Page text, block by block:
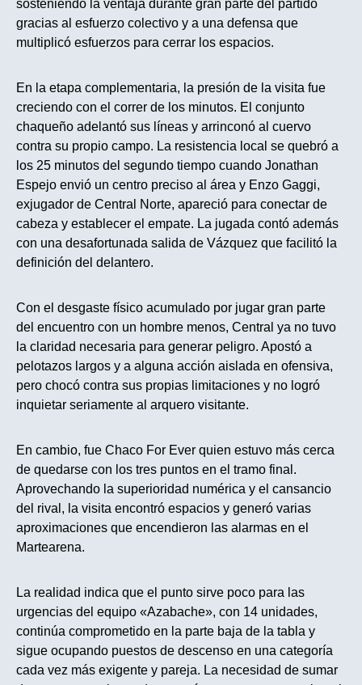
sosteniendo la ventaja durante gran parte del partido
gracias al esfuerzo colectivo y a una defensa que
multiplicó esfuerzos para cerrar los espacios.
En la etapa complementaria, la presión de la visita fue
creciendo con el correr de los minutos. El conjunto
chaqueño adelantó sus líneas y arrinconó al cuervo
contra su propio campo. La resistencia local se quebró a
los 25 minutos del segundo tiempo cuando Jonathan
Espejo envió un centro preciso al área y Enzo Gaggi,
exjugador de Central Norte, apareció para conectar de
cabeza y establecer el empate. La jugada contó además
con una desafortunada salida de Vázquez que facilitó la
definición del delantero.
Con el desgaste físico acumulado por jugar gran parte
del encuentro con un hombre menos, Central ya no tuvo
la claridad necesaria para generar peligro. Apostó a
pelotazos largos y a alguna acción aislada en ofensiva,
pero chocó contra sus propias limitaciones y no logró
inquietar seriamente al arquero visitante.
En cambio, fue Chaco For Ever quien estuvo más cerca
de quedarse con los tres puntos en el tramo final.
Aprovechando la superioridad numérica y el cansancio
del rival, la visita encontró espacios y generó varias
aproximaciones que encendieron las alarmas en el
Martearena.
La realidad indica que el punto sirve poco para las
urgencias del equipo «Azabache», con 14 unidades,
continúa comprometido en la parte baja de la tabla y
sigue ocupando puestos de descenso en una categoría
cada vez más exigente y pareja. La necesidad de sumar